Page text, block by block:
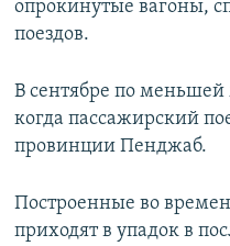
опрокинутые вагоны,
поездов.
В сентябре по меньшей
когда пассажирский
провинции Пенджаб.
Построенные во
приходят в упадок в